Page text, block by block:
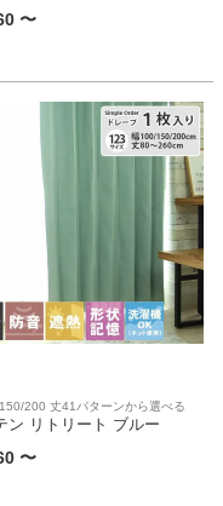
〜
200 丈41パターンから選べる
ン リトリート ブルー
〜